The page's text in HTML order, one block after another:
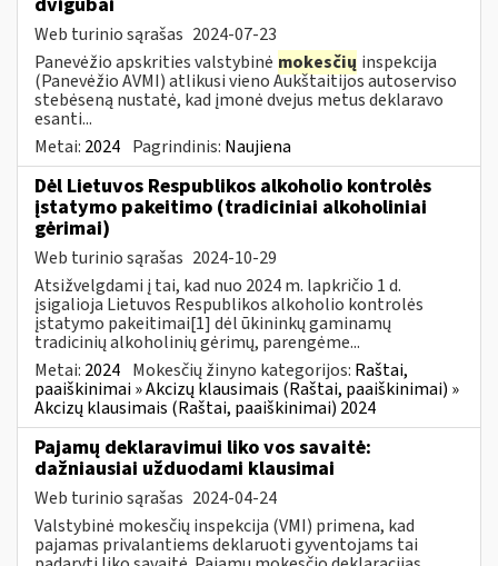
Web turinio sąrašas 2024-07-23
Panevėžio apskrities valstybinė mokesčių inspekcija
(Panevėžio AVMI) atlikusi vieno Aukštaitijos autoserviso
stebėseną nustatė, kad įmonė dvejus metus deklaravo
esanti...
Metai: 2024 Pagrindinis: Naujiena
Dėl Lietuvos Respublikos alkoholio kontrolės
įstatymo pakeitimo (tradiciniai alkoholiniai
gėrimai)
Web turinio sąrašas 2024-10-29
Atsižvelgdami į tai, kad nuo 2024 m. lapkričio 1 d.
įsigalioja Lietuvos Respublikos alkoholio kontrolės
įstatymo pakeitimai[1] dėl ūkininkų gaminamų
tradicinių alkoholinių gėrimų, parengėme...
Metai: 2024 Mokesčių žinyno kategorijos: Raštai,
paaiškinimai » Akcizų klausimais (Raštai, paaiškinimai) »
Akcizų klausimais (Raštai, paaiškinimai) 2024
Pajamų deklaravimui liko vos savaitė:
dažniausiai užduodami klausimai
Web turinio sąrašas 2024-04-24
Valstybinė mokesčių inspekcija (VMI) primena, kad
pajamas privalantiems deklaruoti gyventojams tai